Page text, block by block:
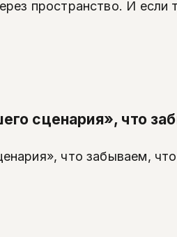
пространство. И
сценария», что
что забываем,